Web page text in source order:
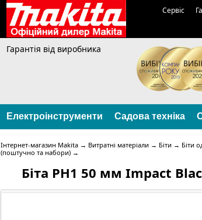
Сервіс
Гарантія від виробника
Електроінструменти Садова техніка
Інтернет-магазин Makita → Витратні матеріали → Біти → Біти
(поштучно та набори) →
Біта PH1 50 мм Impact